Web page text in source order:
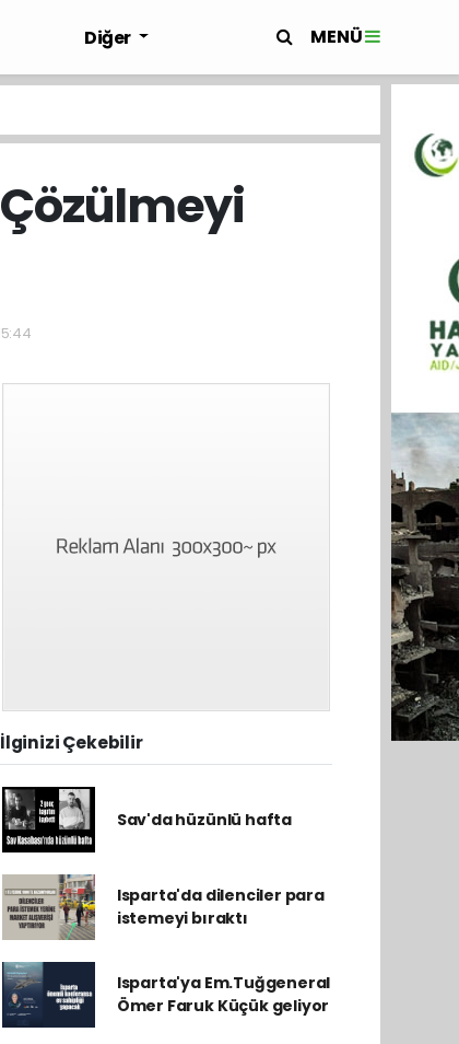
Diğer MENÜ
İlginizi Çekebilir
Sav'da hüzünlü hafta
Isparta'da dilenciler para
istemeyi bıraktı
Isparta'ya Em.Tuğgeneral
Ömer Faruk Küçük geliyor